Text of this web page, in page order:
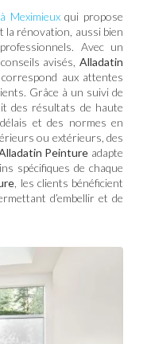
Meximieuxqui propose
la rénovation, aussi bien
Avec un
avisés, Alladatin
aux attentes
Grâce à un suivi de
des résultats de haute
et des normes en
ou extérieurs, des
Peinture adapte
spécifiques de chaque
, les clients bénéficient
d’embellir et de